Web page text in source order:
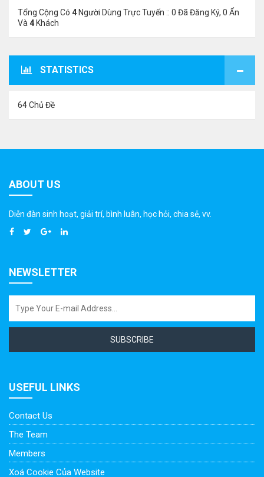
Tổng Cộng Có 4 Người Dùng Trực Tuyến :: 0 Đã Đăng Ký, 0 Ẩn
Và 4 Khách
STATISTICS
64 Chủ Đề
ABOUT US
Diễn đàn sinh hoạt, giải trí, bình luân, học hỏi, chia sẻ, vv.
NEWSLETTER
SUBSCRIBE
USEFUL LINKS
Contact Us
The Team
Members
Xoá Cookie Của Website